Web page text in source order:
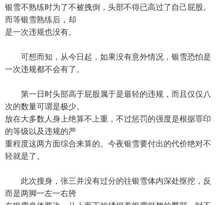
银雪不熟练时为了不被拽倒，头部不得已高过了自己屁股。
而等银雪熟练后，却
是一次违规也没有。
可想而知，从今日起，如果没有意外情况，银雪恐怕是
一次违规都不会有了。
第一日时头部高于屁股属于是最轻的违规，而且仅仅八
次的数量可谓是极少。
放在大多数人身上绝算不上重，不过惩罚的强度是根据罪印
的等级以及违规的严
重程度这两方面综合来算的。今夜银雪要付出的代价绝对不
轻就是了。
此次搜身，张三并没有过分的往银雪体内深处抠挖，反
而是两脚一左一右胯